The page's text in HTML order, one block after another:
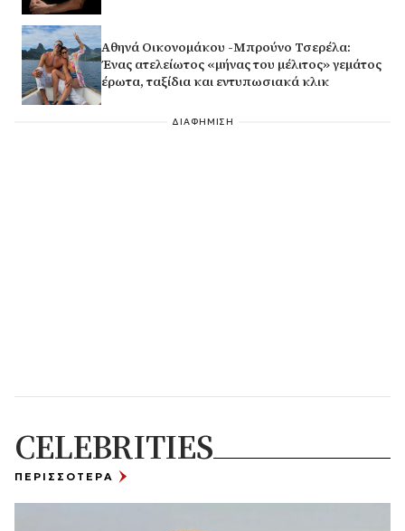
Αθηνά Οικονομάκου -Μπρούνο Τσερέλα:
Ένας ατελείωτος «μήνας του μέλιτος» γεμάτος
έρωτα, ταξίδια και εντυπωσιακά κλικ
ΔΙΑΦΗΜΙΣΗ
CELEBRITIES
ΠΕΡΙΣΣΟΤΕΡΑ